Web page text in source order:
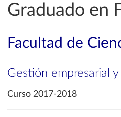
Graduado en
Facultad de
Gestión empresarial
Curso 2017-2018